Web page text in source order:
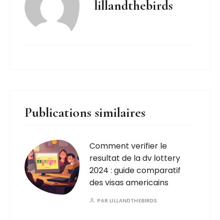
lillandthebirds
Publications similaires
Comment verifier le
resultat de la dv lottery
2024 : guide comparatif
des visas americains
PARLILLANDTHEBIRDS